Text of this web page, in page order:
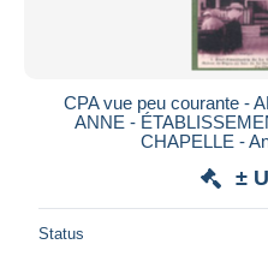
CPA vue peu courante -
ANNE -
CHAPELLE -
±
Status